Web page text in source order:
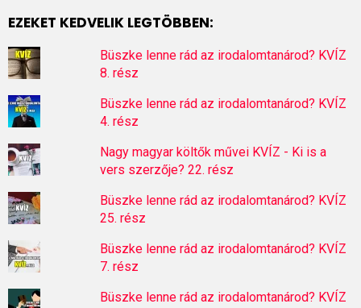
EZEKET KEDVELIK LEGTÖBBEN:
Büszke lenne rád az irodalomtanárod? KVÍZ
8. rész
Büszke lenne rád az irodalomtanárod? KVÍZ
4. rész
Nagy magyar költők művei KVÍZ - Ki is a
vers szerzője? 22. rész
Büszke lenne rád az irodalomtanárod? KVÍZ
25. rész
Büszke lenne rád az irodalomtanárod? KVÍZ
7. rész
Büszke lenne rád az irodalomtanárod? KVÍZ